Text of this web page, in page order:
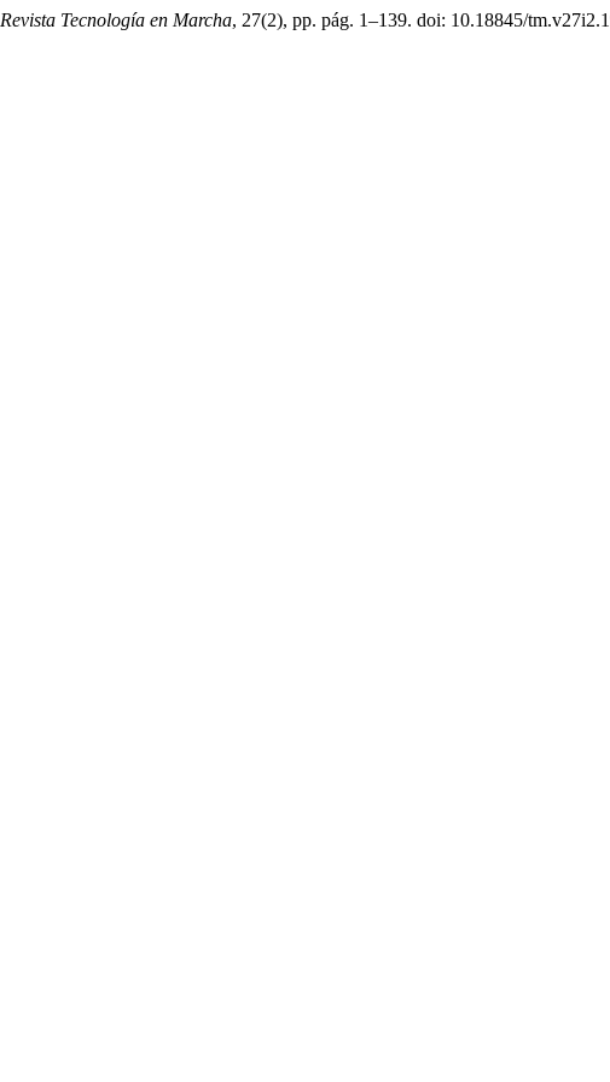
Revista Tecnología en Marcha, 27(2), pp. pág. 1–139. doi: 10.18845/